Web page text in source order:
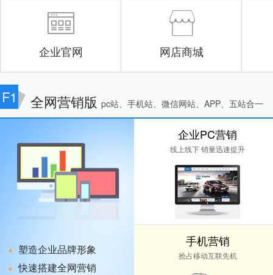
企业官网 网店商城
F1 全网营销版 pc站、手机站、微信网站、APP、五站合一
塑造企业品牌形象
快速搭建全网营销
企业PC营销
线上线下 销量迅速提升
手机营销
抢占移动互联先机